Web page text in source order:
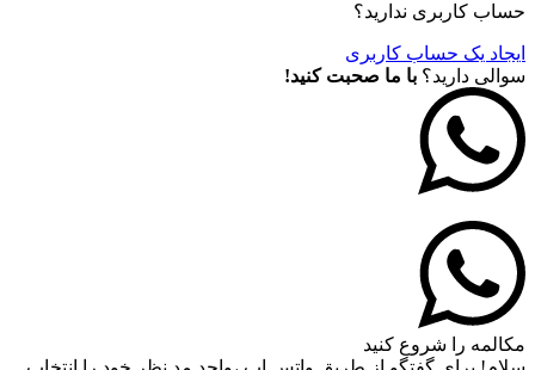
حساب کاربری ندارید؟
ایجاد یک حساب کاربری
سوالی دارید؟ با ما صحبت کنید!
مکالمه را شروع کنید